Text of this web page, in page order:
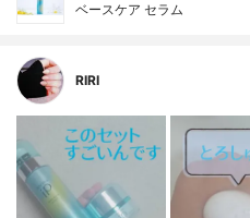
ベースケア セラム
RIRI